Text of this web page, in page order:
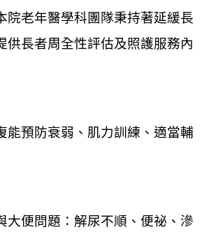
院老年醫學科團隊秉持著延緩長
供長者周全性評估及照護服務內
能預防衰弱、肌力訓練、適當輔
大便問題：解尿不順、便祕、滲